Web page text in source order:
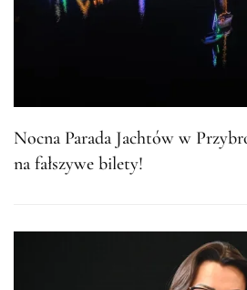
Nocna Parada Jachtów w
na fałszywe bilety!